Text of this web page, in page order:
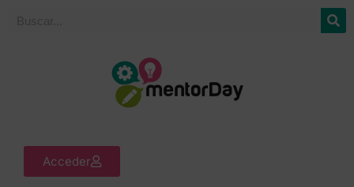
Acceder